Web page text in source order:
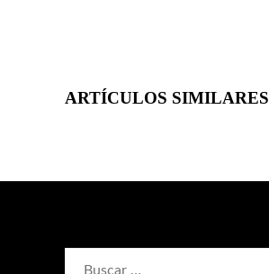
ARTÍCULOS SIMILARES